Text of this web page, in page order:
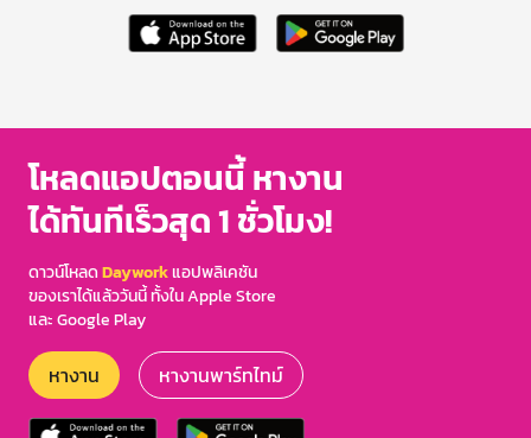
โหลดแอปตอนนี้ หางาน
ได้ทันทีเร็วสุด 1 ชั่วโมง!
ดาวน์โหลดDayworkแอปพลิเคชัน
ของเราได้แล้ววันนี้ ทั้งใน Apple Store
และ Google Play
หางาน หางานพาร์ทไทม์